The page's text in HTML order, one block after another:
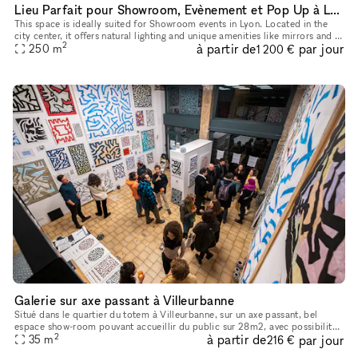
Lieu Parfait pour Showroom, Evènement et Pop Up à Lyon
This space is ideally suited for Showroom events in Lyon. Located in the
city center, it offers natural lighting and unique amenities like mirrors and a
video projector, making it perfect for showcas
250 m2 à partir de1 200 € par jour
Galerie sur axe passant à Villeurbanne
Situé dans le quartier du totem à Villeurbanne, sur un axe passant, bel
espace show-room pouvant accueillir du public sur 28m2, avec possibilité
rangement/stockage en arrière salle sur environ 7m2.
35 m2 à partir de216 € par jour